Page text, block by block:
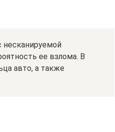
несканируемой
ее взлома. В
авто, а также